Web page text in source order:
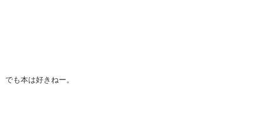
でも本は好きねー。